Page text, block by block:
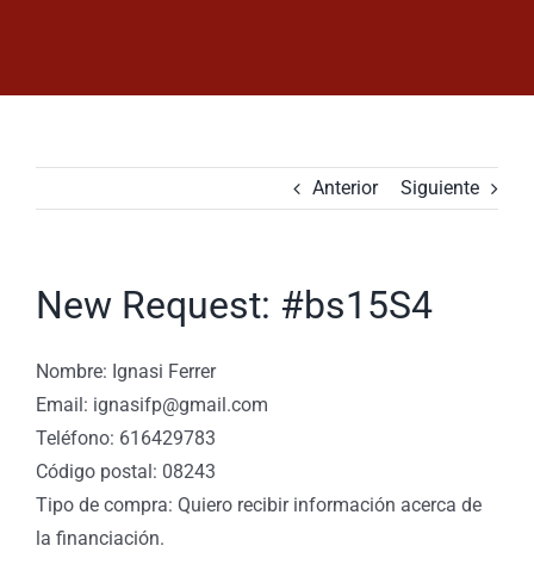
Anterior Siguiente
New Request: #bs15S4
Nombre: Ignasi Ferrer
Email: ignasifp@gmail.com
Teléfono: 616429783
Código postal: 08243
Tipo de compra: Quiero recibir información acerca de
la financiación.